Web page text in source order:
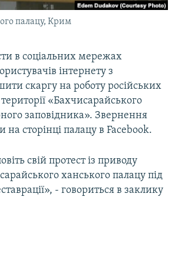
КРИМУ
палацу, Крим
в соціальних мережах
інтернету з
скаргу на роботу російських
«Бахчисарайського
заповідника». Звернення
на сторінці палацу в Facebook.
свій протест із приводу
ханського палацу під
- говориться в заклику